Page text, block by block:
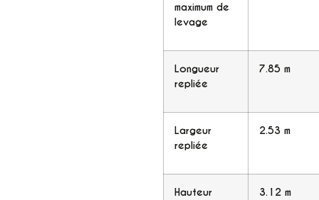
maximum de
levage
Longueur
repliée
7.85 m
Largeur
repliée
2.53 m
Hauteur
3.12 m